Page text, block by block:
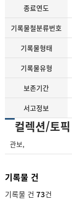
종료연도
기록물철분류번호
기록물형태
기록물유형
보존기간
서고정보
컬렉션/토픽
관보,
기록물 건
기록물 건 73건